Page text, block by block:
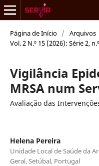
Página de Início / Arquivos
Vol. 2 N.º 15 (2026): Série 2,
Vigilância
MRSA num
Avaliação das
Helena Pereira
Unidade Local de Saúde da
Geral, Setúbal, Portugal